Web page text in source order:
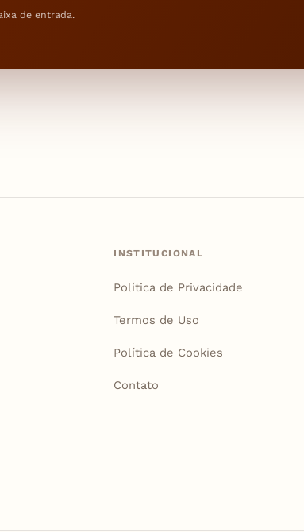
de entrada.
INSTITUCIONAL
Política de Privacidade
Termos de Uso
Política de Cookies
Contato